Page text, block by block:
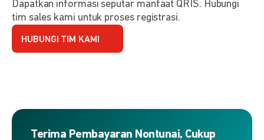
Dapatkan informasi seputar manfaat QRIS. Hubungi
tim sales kami untuk proses registrasi.
HUBUNGI TIM KAMI
Terima Pembayaran Nontunai, Cukup